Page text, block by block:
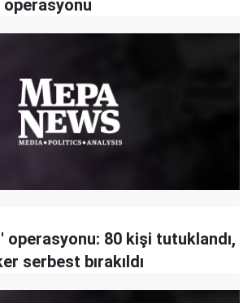
operasyonu
operasyonu: 80 kişi tutuklandı,
serbest bırakıldı